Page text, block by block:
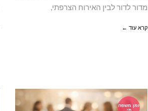
מדור לדור לבין האירוח הצרפתי,
קרא עוד ←
זמן משפח
תי